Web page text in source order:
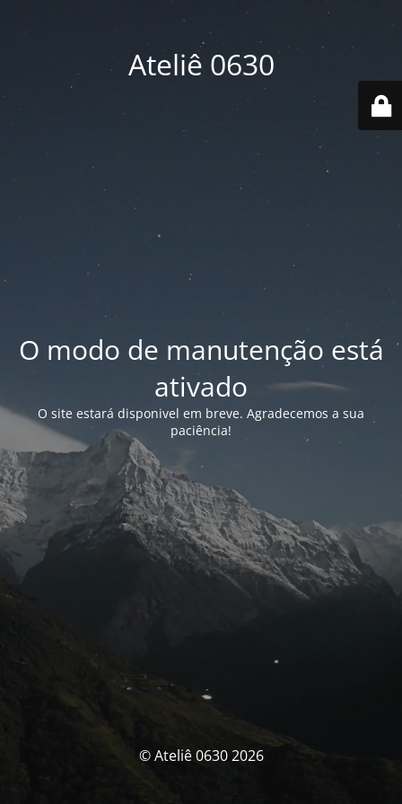
Ateliê 0630
O modo de manutenção está
ativado
O site estará disponivel em breve. Agradecemos a sua
paciência!
© Ateliê 0630 2026